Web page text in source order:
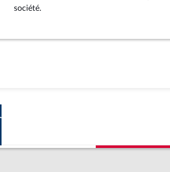
société.